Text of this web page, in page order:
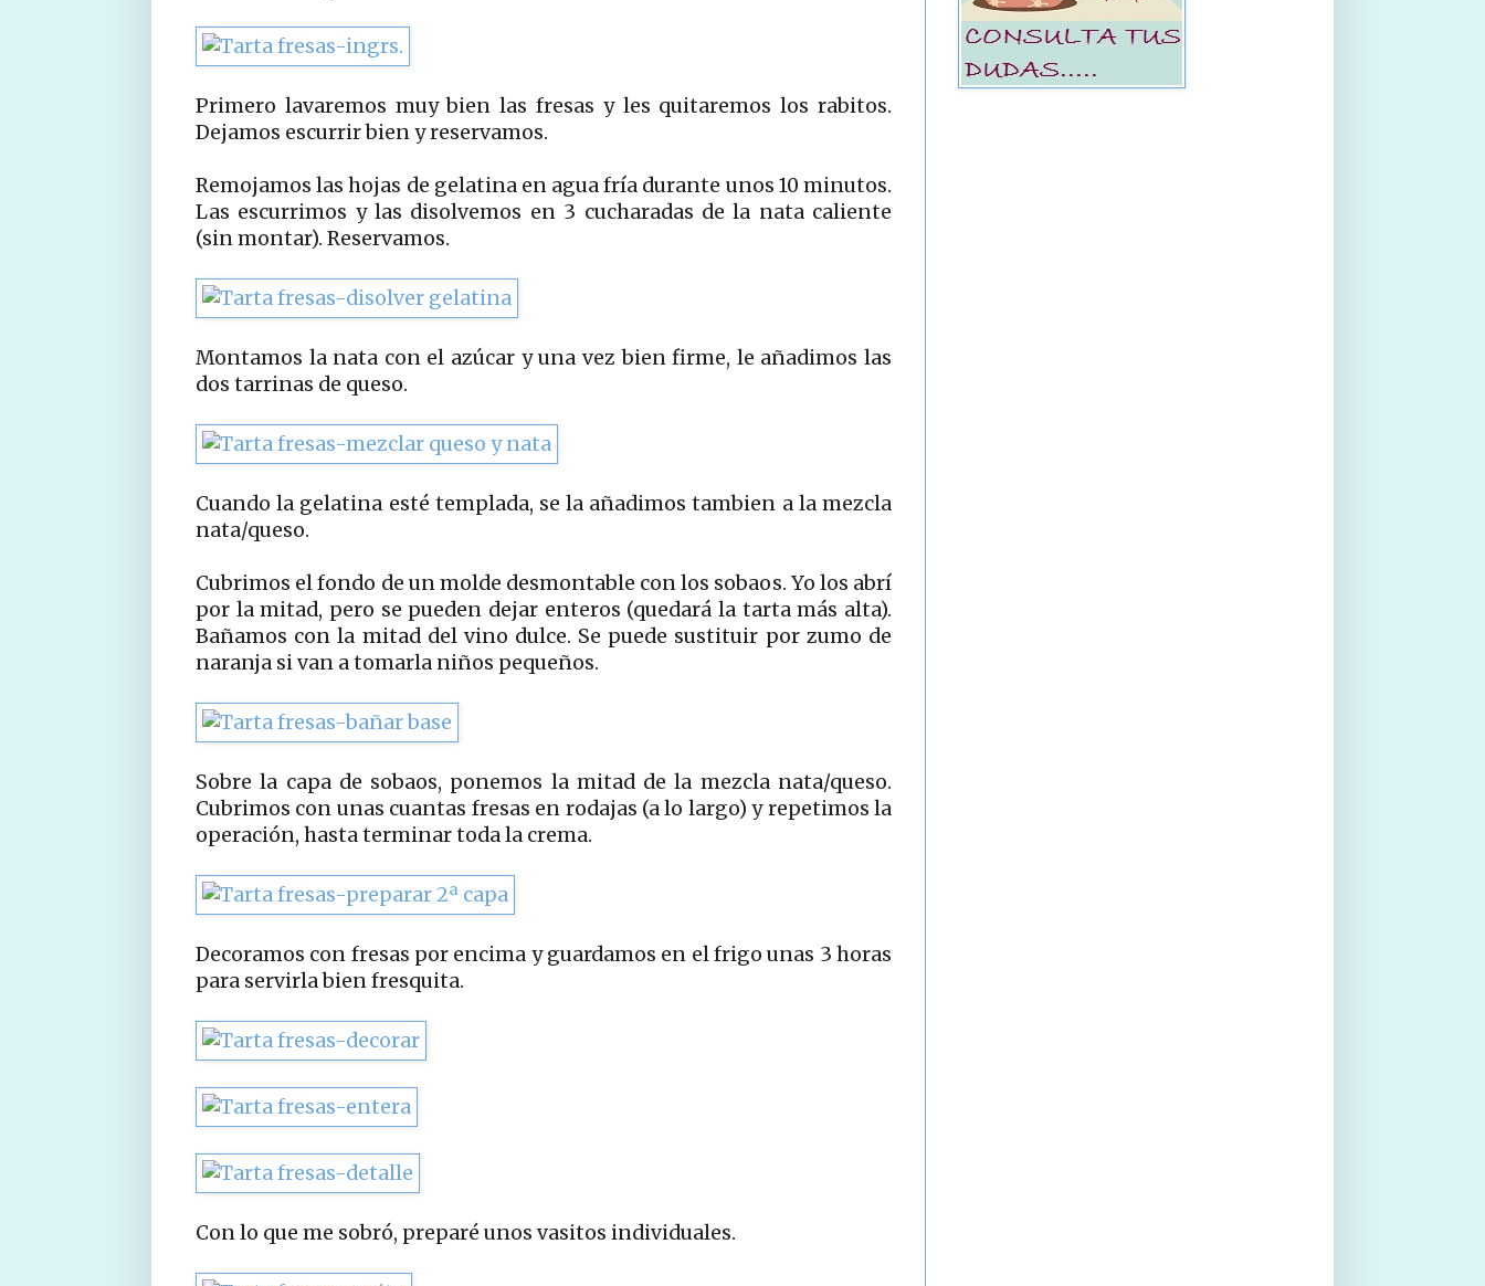
Primero lavaremos muy bien las fresas y les quitaremos los rabitos.
Dejamos escurrir bien y reservamos.
Remojamos las hojas de gelatina en agua fría durante unos 10 minutos.
Las escurrimos y las disolvemos en 3 cucharadas de la nata caliente
(sin montar). Reservamos.
Montamos la nata con el azúcar y una vez bien firme, le añadimos las
dos tarrinas de queso.
Cuando la gelatina esté templada, se la añadimos tambien a la mezcla
nata/queso.
Cubrimos el fondo de un molde desmontable con los sobaos. Yo los abrí
por la mitad, pero se pueden dejar enteros (quedará la tarta más alta).
Bañamos con la mitad del vino dulce. Se puede sustituir por zumo de
naranja si van a tomarla niños pequeños.
Sobre la capa de sobaos, ponemos la mitad de la mezcla nata/queso.
Cubrimos con unas cuantas fresas en rodajas (a lo largo) y repetimos la
operación, hasta terminar toda la crema.
Decoramos con fresas por encima y guardamos en el frigo unas 3 horas
para servirla bien fresquita.
Con lo que me sobró, preparé unos vasitos individuales.